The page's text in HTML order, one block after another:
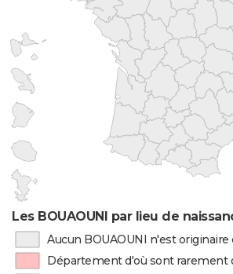
Les BOUAOUNI par lieu de
Aucun BOUAOUNI n'est
Département d'où sont rarement